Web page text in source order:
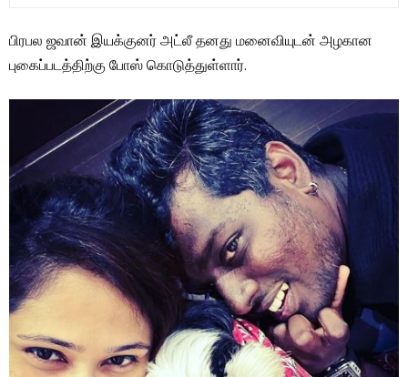
பிரபல ஜவான் இயக்குனர் அட்லீ தனது மனைவியுடன் அழகான
புகைப்படத்திற்கு போஸ் கொடுத்துள்ளார்.